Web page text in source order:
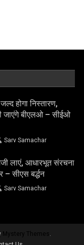
होगा निस्तारण,
जाएंगे बीएलओ – सीईओ
Sarv Samachar
लाएं, आधारभूत संरचना
– सीएस बर्द्धन
Sarv Samachar
Mystery Themes .